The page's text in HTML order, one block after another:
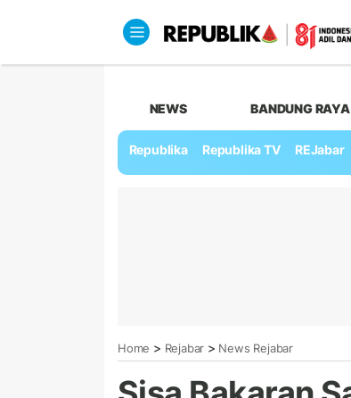
NEWS BANDUNG RAYA
Republika Republika TV REJabar
Home > Rejabar > News Rejabar